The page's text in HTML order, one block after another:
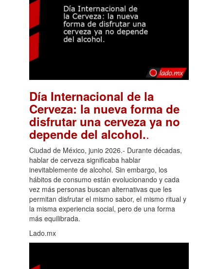
Día Internacional de la
Cerveza: la nueva forma de
disfrutar una cerveza ya no
depende del alcohol..
Ciudad de México, junio 2026.- Durante décadas,
hablar de cerveza significaba hablar
inevitablemente de alcohol. Sin embargo, los
hábitos de consumo están evolucionando y cada
vez más personas buscan alternativas que les
permitan disfrutar el mismo sabor, el mismo ritual y
la misma experiencia social, pero de una forma
más equilibrada.
Lado.mx